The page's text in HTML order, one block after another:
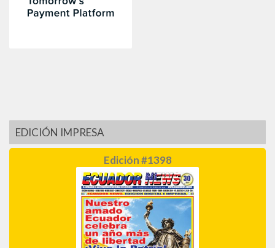
EDICIÓN IMPRESA
Edición #1398